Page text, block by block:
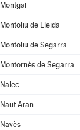
Montgai
Montoliu de Lleida
Montoliu de Segarra
Montornès de Segarra
Nalec
Naut Aran
Navès